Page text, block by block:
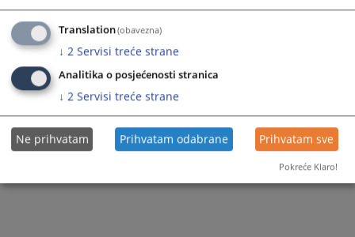
Translation(obavezna)
↓ 2 Servisi treće strane
Analitika o posjećenosti stranica
↓ 2 Servisi treće strane
Ne prihvatam Prihvatam odabrane Prihvatam sve
Pokreće Klaro!